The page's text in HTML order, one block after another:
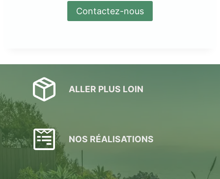
Contactez-nous
ALLER PLUS LOIN
NOS RÉALISATIONS